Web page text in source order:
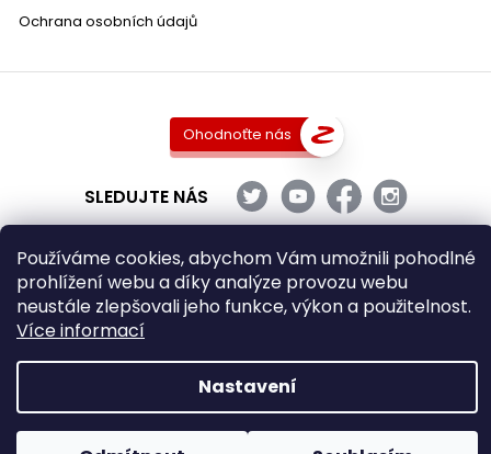
Používáme cookies, abychom Vám umožnili pohodlné
prohlížení webu a díky analýze provozu webu
neustále zlepšovali jeho funkce, výkon a použitelnost.
Více informací
Nastavení
Ochrana osobních údajů
Ohodnoťte nás
SLEDUJTE NÁS
Vytvořil Shoptet
Copyright 2026DobraVina.cz. Všechna práva vyhrazena.
Upravit nastavení cookies